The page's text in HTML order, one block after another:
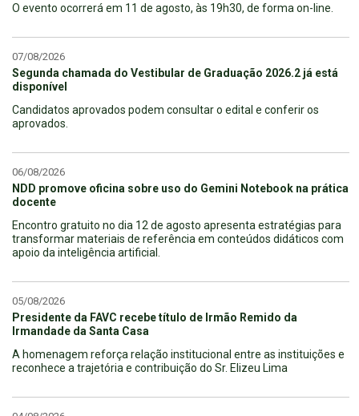
O evento ocorrerá em 11 de agosto, às 19h30, de forma on-line.
07/08/2026
Segunda chamada do Vestibular de Graduação 2026.2 já está
disponível
Candidatos aprovados podem consultar o edital e conferir os
aprovados.
06/08/2026
NDD promove oficina sobre uso do Gemini Notebook na prática
docente
Encontro gratuito no dia 12 de agosto apresenta estratégias para
transformar materiais de referência em conteúdos didáticos com
apoio da inteligência artificial.
05/08/2026
Presidente da FAVC recebe título de Irmão Remido da
Irmandade da Santa Casa
A homenagem reforça relação institucional entre as instituições e
reconhece a trajetória e contribuição do Sr. Elizeu Lima